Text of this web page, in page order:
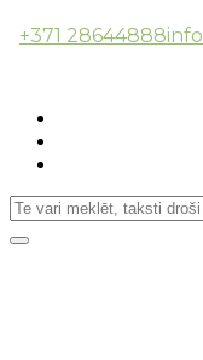
+371 28644888
Toggle